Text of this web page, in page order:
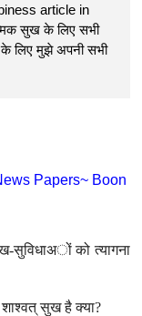
article in
सुख के लिए सभी
लिए मुझे अपनी सभी
News Papers~ Boon
सुविधाअों को त्यागना
सुख है क्या?